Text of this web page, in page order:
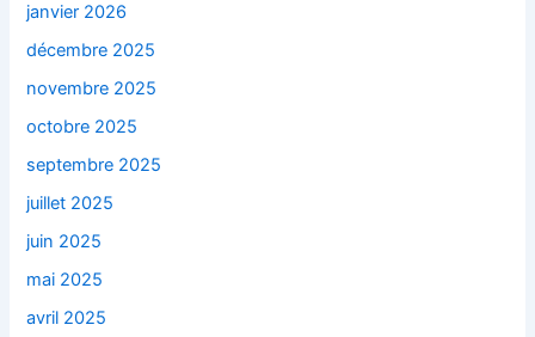
janvier 2026
décembre 2025
novembre 2025
octobre 2025
septembre 2025
juillet 2025
juin 2025
mai 2025
avril 2025